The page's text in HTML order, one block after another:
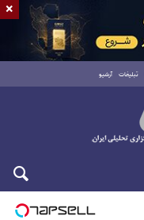
تبلیغات آرشیو
×